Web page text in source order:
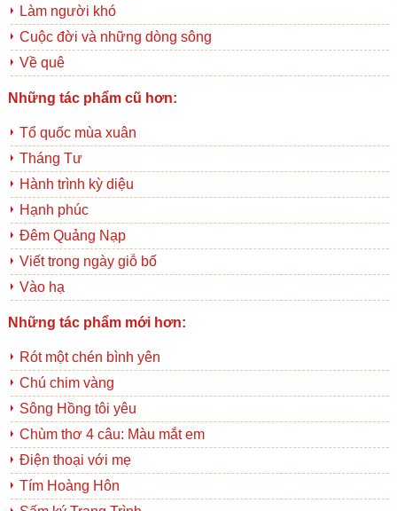
Làm người khó
Cuộc đời và những dòng sông
Về quê
Những tác phẩm cũ hơn:
Tổ quốc mùa xuân
Tháng Tư
Hành trình kỳ diệu
Hạnh phúc
Đêm Quảng Nạp
Viết trong ngày giỗ bố
Vào hạ
Những tác phẩm mới hơn:
Rót một chén bình yên
Chú chim vàng
Sông Hồng tôi yêu
Chùm thơ 4 câu: Màu mắt em
Điện thoại với mẹ
Tím Hoàng Hôn